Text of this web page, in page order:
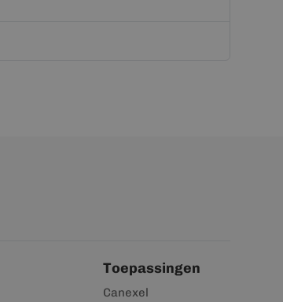
Toepassingen
Canexel